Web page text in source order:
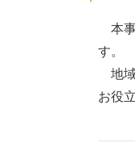
本事
す。
地域
お役